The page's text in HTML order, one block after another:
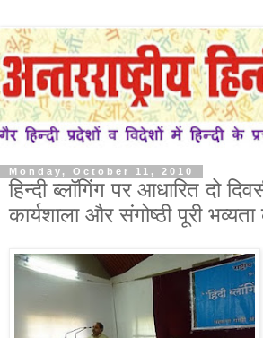
Monday, October 11, 2010
हिन्दी ब्लॉगिंग पर आधारित दो
कार्यशाला और संगोष्ठी पूरी